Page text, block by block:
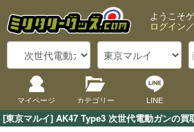
[東京マルイ] AK47 Type3 次世代電動ガンの
ようこそ
ログイン／
マイページ カテゴリー LINE